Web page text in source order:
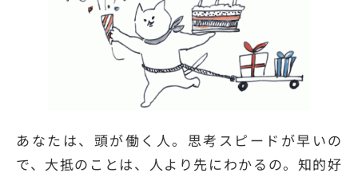
あなたは、頭が働く人。思考スピードが早いの
で、大抵のことは、人より先にわかるの。知的好